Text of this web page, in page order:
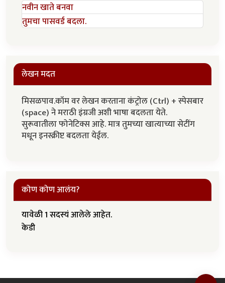
नवीन खाते बनवा
तुमचा पासवर्ड बदला.
लेखन मदत
मिसळपाव.कॉम वर लेखन करताना कंट्रोल (Ctrl) + स्पेसबार
(space) ने मराठी इंग्रजी अशी भाषा बदलता येते.
सुरूवातीला फोनेटिक्स आहे. मात्र तुमच्या खात्याच्या सेटींग
मधून इनस्क्रीप्ट बदलता येईल.
कोण कोण आलंय?
यावेळी 1 सदस्यं आलेले आहेत.
केडी